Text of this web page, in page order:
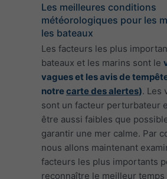
Les meilleures conditions
météorologiques pour les
les bateaux
Les facteurs les plus
bateaux et les marins sont le
vagues et les avis de
notrecarte des alertes). Les
sont un facteur perturbateur
être aussi faibles que
garantir une mer calme. Par
nous allons maintenant
facteurs les plus importants
reconnaître le meilleur temps